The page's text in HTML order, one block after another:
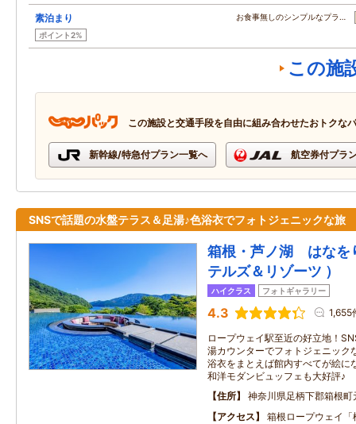
素泊まり
ポイント2%
お食事無しのシンプルなプラ…
この施
この施設と交通手段を自由に組み合わせたおトクな
新幹線/特急付プラン一覧へ 航空券付プラ
SNSで話題の水盤テラス＆足湯♪色浴衣でフォトジェニックな旅
箱根・芦ノ湖 はなを
テルズ＆リゾーツ ）
ハイクラス フォトギャラリー
4.3 1,655
ロープウェイ駅至近の好立地！
湯カウンターでフォトジェニック
浴衣をまとえば館内すべてが絵に
和洋モダンビュッフェも大好評♪
住所
神奈川県足柄下郡箱根
アクセス
箱根ロープウェイ